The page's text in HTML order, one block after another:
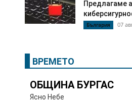
Предлагаме
България 07
ВРЕМЕТО
ОБЩИНА БУРГАС
Ясно Небе